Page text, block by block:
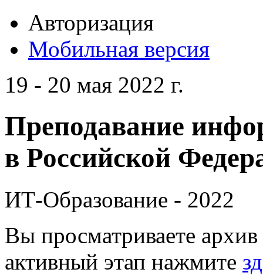
Авторизация
Мобильная версия
19 - 20 мая 2022 г.
Преподавание
в Российской
ИТ-Образование - 2022
Вы просматриваете
активный этап нажмите